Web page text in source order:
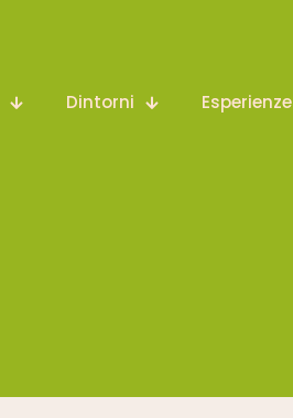
Dintorni
Esperienze